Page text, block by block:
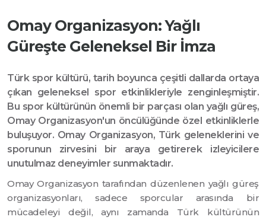
Omay Organizasyon: Yağlı
Güreşte Geleneksel Bir İmza
Türk spor kültürü, tarih boyunca çeşitli dallarda ortaya
çıkan geleneksel spor etkinlikleriyle zenginleşmiştir.
Bu spor kültürünün önemli bir parçası olan yağlı güreş,
Omay Organizasyon'un öncülüğünde özel etkinliklerle
buluşuyor. Omay Organizasyon, Türk geleneklerini ve
sporunun zirvesini bir araya getirerek izleyicilere
unutulmaz deneyimler sunmaktadır.
Omay Organizasyon tarafından düzenlenen yağlı güreş
organizasyonları, sadece sporcular arasında bir
mücadeleyi değil, aynı zamanda Türk kültürünün